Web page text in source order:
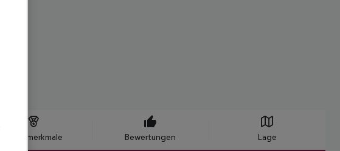
Hotelmerkmale Bewertungen Lage